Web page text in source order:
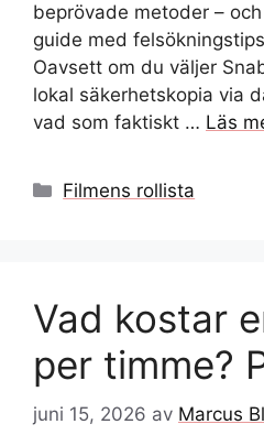
beprövade metoder –
guide med
Oavsett om du väljer
lokal säkerhetskopia via
vad som faktiskt … Läs
Kategorier
Filmens rollista
Vad kostar
per timme?
juni 15, 2026 av Marcus